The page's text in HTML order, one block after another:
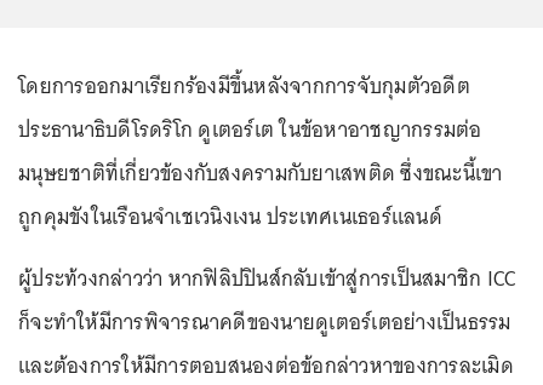
โดยการออกมาเรียกร้องมีขึ้นหลังจากการจับกุมตัวอดีต
ประธานาธิบดีโรดริโก ดูเตอร์เต ในข้อหาอาชญากรรมต่อ
มนุษยชาติที่เกี่ยวข้องกับสงครามกับยาเสพติด ซึ่งขณะนี้เขา
ถูกคุมขังในเรือนจำเชเวนิงเงน ประเทศเนเธอร์แลนด์
ผู้ประท้วงกล่าวว่า หากฟิลิปปินส์กลับเข้าสู่การเป็นสมาชิก ICC
ก็จะทำให้มีการพิจารณาคดีของนายดูเตอร์เตอย่างเป็นธรรม
และต้องการให้มีการตอบสนองต่อข้อกล่าวหาของการละเมิด